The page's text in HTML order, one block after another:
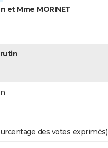
et Mme MORINET
des votes exprimés)